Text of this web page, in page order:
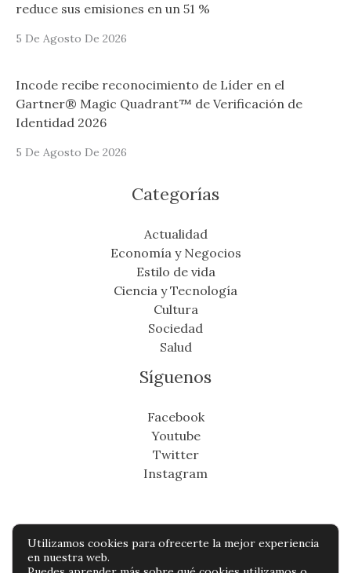
reduce sus emisiones en un 51 %
5 De Agosto De 2026
Incode recibe reconocimiento de Líder en el
Gartner® Magic Quadrant™ de Verificación de
Identidad 2026
5 De Agosto De 2026
Categorías
Actualidad
Economía y Negocios
Estilo de vida
Ciencia y Tecnología
Cultura
Sociedad
Salud
Síguenos
Facebook
Youtube
Twitter
Instagram
Copyright © Todos os direitos reservados -
Utilizamos cookies para ofrecerte la mejor experiencia
en nuestra web.